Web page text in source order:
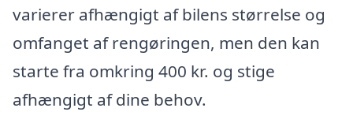
varierer afhængigt af bilens størrelse og
omfanget af rengøringen, men den kan
starte fra omkring 400 kr. og stige
afhængigt af dine behov.